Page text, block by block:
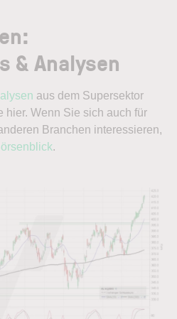
& Analysen
aus dem Supersektor
hier. Wenn Sie sich auch für
Branchen interessieren,
.